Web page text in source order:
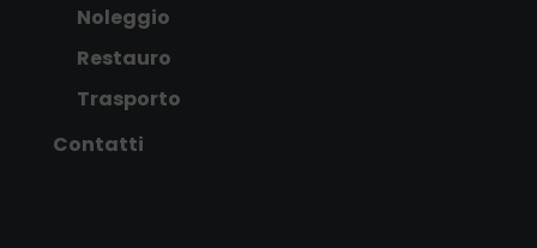
Noleggio
Restauro
Trasporto
Contatti